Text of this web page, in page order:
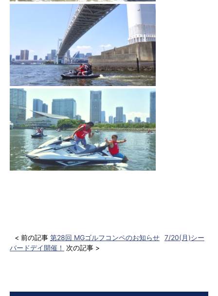
< 前の記事 第28回 MGゴルフコンペのお知らせ 7/20(月)シー
バードデイ開催！
次の記事 >